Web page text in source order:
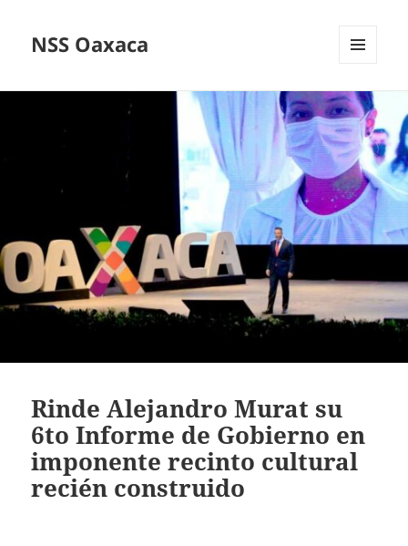
NSS Oaxaca
WIDGETS
Rinde Alejandro Murat su
6to Informe de Gobierno en
imponente recinto cultural
recién construido